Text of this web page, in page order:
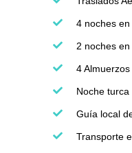
4 noches
2 noches
4
Noche
Guía local
Transporte